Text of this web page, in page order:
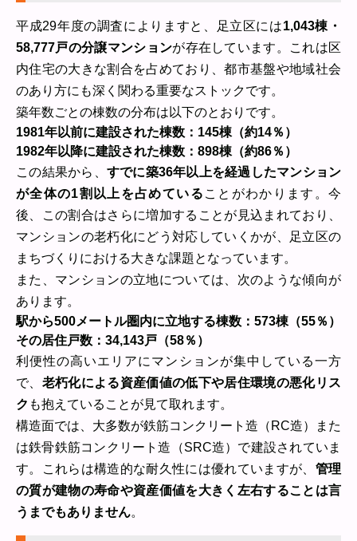
平成29年度の調査によりますと、足立区には1,043棟・
58,777戸の分譲マンションが存在しています。これは区
内住宅の大きな割合を占めており、都市基盤や地域社会
のあり方にも深く関わる重要なストックです。
築年数ごとの棟数の分布は以下のとおりです。
1981年以前に建設された棟数：145棟（約14％）
1982年以降に建設された棟数：898棟（約86％）
この結果から、 すでに築36年以上を経過したマンション
が全体の1割以上を占めている ことがわかります。今
後、この割合はさらに増加することが見込まれており、
マンションの老朽化にどう対応していくかが、足立区の
まちづくりにおける大きな課題となっています。
また、マンションの立地については、次のような傾向が
あります。
駅から500メートル圏内に立地する棟数：573棟（55％）
その居住戸数：34,143戸（58％）
利便性の高いエリアにマンションが集中している一方
で、 老朽化による資産価値の低下や居住環境の悪化リス
ク も抱えていることが見て取れます。
構造面では、大多数が鉄筋コンクリート造（RC造）また
は鉄骨鉄筋コンクリート造（SRC造）で建設されていま
す。これらは構造的な耐久性には優れていますが、 管理
の質が建物の寿命や資産価値を大きく左右することは言
うまでもありません。